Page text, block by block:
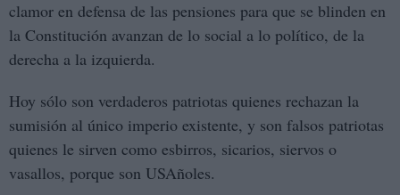
clamor en defensa de las pensiones para que se blinden en
la Constitución avanzan de lo social a lo político, de la
derecha a la izquierda.
Hoy sólo son verdaderos patriotas quienes rechazan la
sumisión al único imperio existente, y son falsos patriotas
quienes le sirven como esbirros, sicarios, siervos o
vasallos, porque son USAñoles.